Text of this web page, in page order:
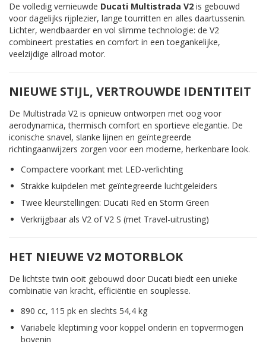
De volledig vernieuwde Ducati Multistrada V2 is gebouwd
voor dagelijks rijplezier, lange tourritten en alles daartussenin.
Lichter, wendbaarder en vol slimme technologie: de V2
combineert prestaties en comfort in een toegankelijke,
veelzijdige allroad motor.
NIEUWE STIJL, VERTROUWDE IDENTITEIT
De Multistrada V2 is opnieuw ontworpen met oog voor
aerodynamica, thermisch comfort en sportieve elegantie. De
iconische snavel, slanke lijnen en geïntegreerde
richtingaanwijzers zorgen voor een moderne, herkenbare look.
Compactere voorkant met LED-verlichting
Strakke kuipdelen met geïntegreerde luchtgeleiders
Twee kleurstellingen: Ducati Red en Storm Green
Verkrijgbaar als V2 of V2 S (met Travel-uitrusting)
HET NIEUWE V2 MOTORBLOK
De lichtste twin ooit gebouwd door Ducati biedt een unieke
combinatie van kracht, efficiëntie en souplesse.
890 cc, 115 pk en slechts 54,4 kg
Variabele kleptiming voor koppel onderin en topvermogen
bovenin